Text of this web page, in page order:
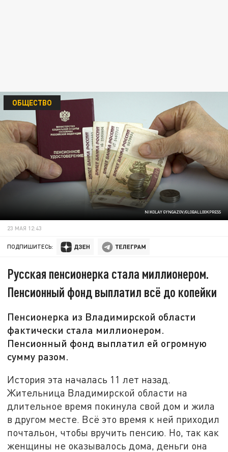
NIKOLAY GYNGAZOV/GLOBALLOOKPRESS
ОБЩЕСТВО
23 МАЯ 12:43
ПОДПИШИТЕСЬ:
Русская пенсионерка стала миллионером.
Пенсионный фонд выплатил всё до копейки
Пенсионерка из Владимирской области
фактически стала миллионером.
Пенсионный фонд выплатил ей огромную
сумму разом.
История эта началась 11 лет назад.
Жительница Владимирской области на
длительное время покинула свой дом и жила
в другом месте. Всё это время к ней приходил
почтальон, чтобы вручить пенсию. Но, так как
женщины не оказывалось дома, деньги она